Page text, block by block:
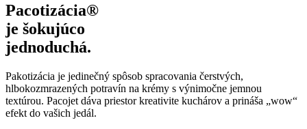
Pacotizácia®
je šokujúco
jednoduchá.
Pakotizácia je jedinečný spôsob spracovania čerstvých,
hlbokozmrazených potravín na krémy s výnimočne jemnou
textúrou. Pacojet dáva priestor kreativite kuchárov a prináša „wow“
efekt do vašich jedál.